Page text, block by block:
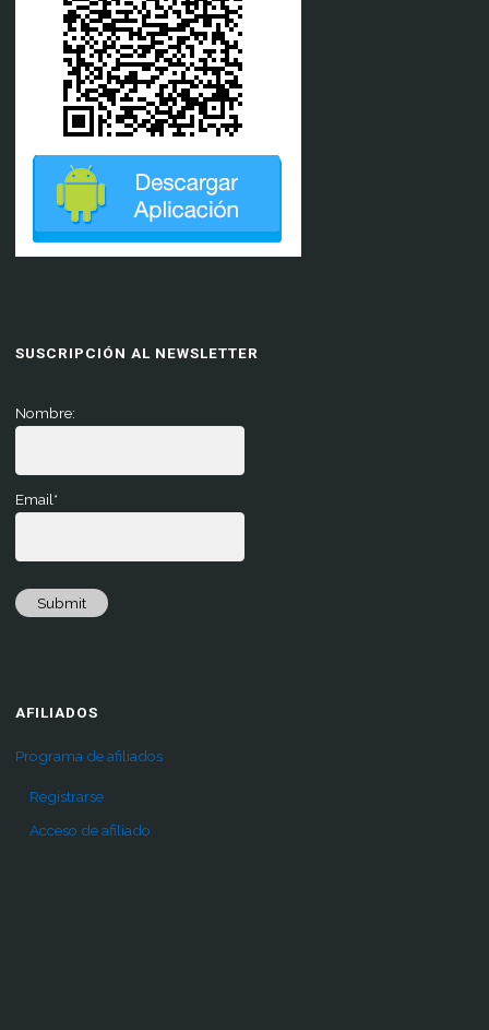
SUSCRIPCIÓN AL NEWSLETTER
Nombre:
Email*
Submit
AFILIADOS
Programa de afiliados
Registrarse
Acceso de afiliado